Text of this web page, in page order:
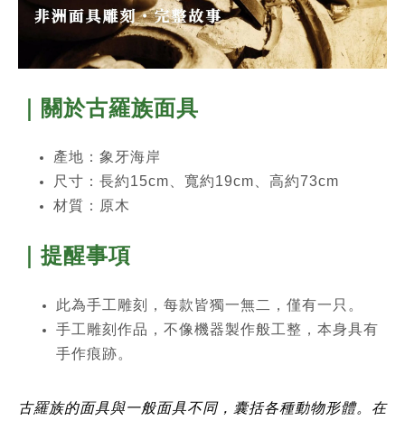
｜關於古羅族面具
產地：象牙海岸
尺寸：長約15cm、寬約19cm、高約73cm
材質：原木
｜提醒事項
此為手工雕刻，每款皆獨一無二，僅有一只。
手工雕刻作品，不像機器製作般工整，本身具有
手作痕跡。
古羅族的面具與一般面具不同，囊括各種動物形體。在